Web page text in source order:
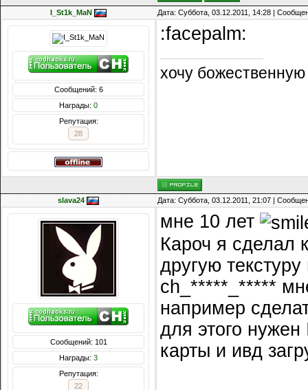
I_St1k_MaN Дата: Суббота, 03.12.2011, 14:28 |
Сообщений: 6
Награды: 0
Репутация:
28
:facepalm:
хочу
slava24 Дата: Суббота, 03.12.2011, 21:07 |
Сообщений: 101
Награды: 3
Репутация:
22
мне 10 лет
Кароч я сделал
другую
ch_*****_*****
например
для этого
карты и ивд